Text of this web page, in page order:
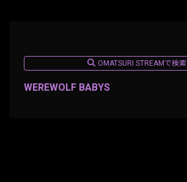
OMATSURI STREAMで検索
WEREWOLF BABYS